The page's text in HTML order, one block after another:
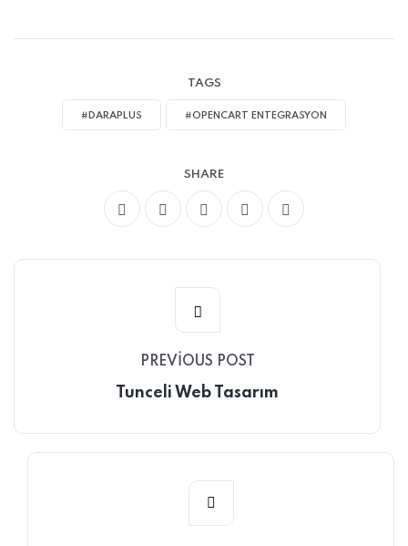
TAGS
#DARAPLUS #OPENCART ENTEGRASYON
SHARE
PREVIOUS POST
Tunceli Web Tasarım